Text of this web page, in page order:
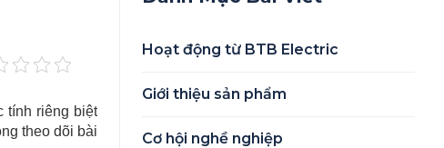
tính riêng biệt
theo dõi bài
Hoạt động từ BTB Electric
Giới thiệu sản phẩm
Cơ hội nghề nghiệp